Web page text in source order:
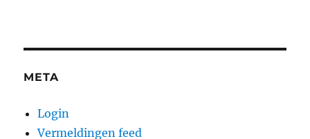
META
Login
Vermeldingen feed